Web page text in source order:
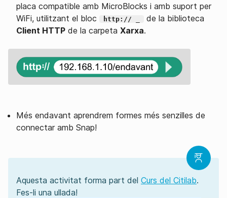
placa compatible amb MicroBlocks i amb suport per
WiFi, utilitzant el bloc
http:// _
de la biblioteca
Client HTTP de la carpeta Xarxa.
Més endavant aprendrem formes més senzilles de
connectar amb Snap!
Aquesta activitat forma part del Curs del Citilab.
Fes-li una ullada!